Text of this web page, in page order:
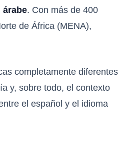
árabe. Con más de 400
de África (MENA),
completamente diferentes
y, sobre todo, el contexto
el español y el idioma